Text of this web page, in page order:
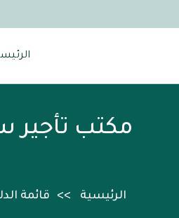
مكتب تأجير
الرئيسية قائمة